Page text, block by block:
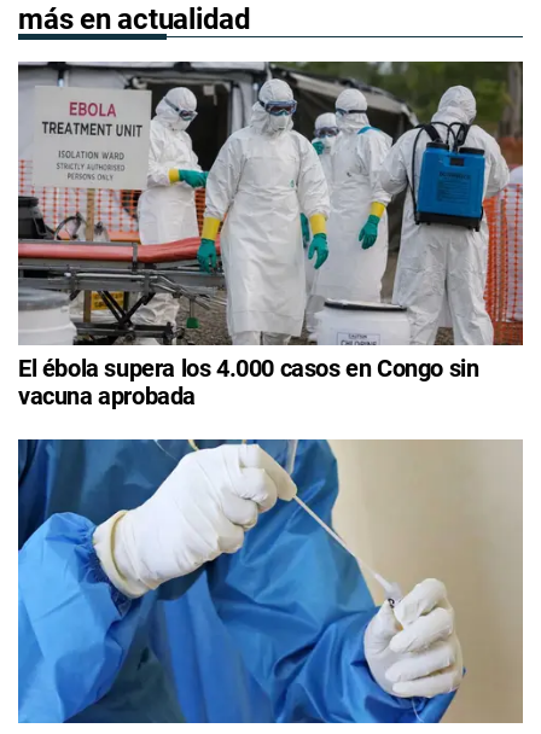
más en actualidad
El ébola supera los 4.000 casos en Congo sin
vacuna aprobada